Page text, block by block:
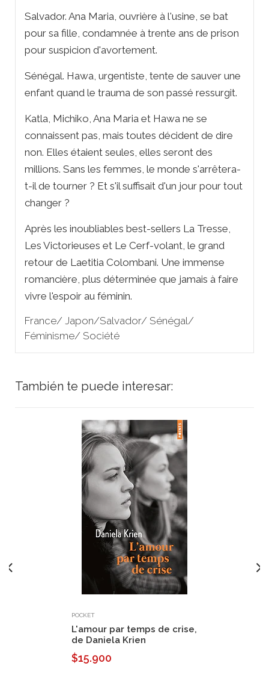
Salvador. Ana Maria, ouvrière à l'usine, se bat
pour sa fille, condamnée à trente ans de prison
pour suspicion d'avortement.
Sénégal. Hawa, urgentiste, tente de sauver une
enfant quand le trauma de son passé ressurgit.
Katla, Michiko, Ana Maria et Hawa ne se
connaissent pas, mais toutes décident de dire
non. Elles étaient seules, elles seront des
millions. Sans les femmes, le monde s'arrêtera-
t-il de tourner ? Et s'il suffisait d'un jour pour tout
changer ?
Après les inoubliables best-sellers La Tresse,
Les Victorieuses et Le Cerf-volant, le grand
retour de Laetitia Colombani. Une immense
romancière, plus déterminée que jamais à faire
vivre l'espoir au féminin.
France/ Japon/Salvador/ Sénégal/
Féminisme/ Société
También te puede interesar:
POCKET
L'amour par temps de crise,
de Daniela Krien
$15.900